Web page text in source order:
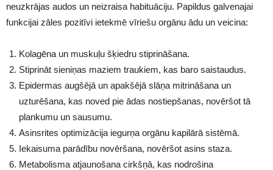
neuzkrājas audos un neizraisa habituāciju. Papildus galvenajai
funkcijai zāles pozitīvi ietekmē vīriešu orgānu ādu un veicina:
Kolagēna un muskuļu šķiedru stiprināšana.
Stiprināt sieniņas maziem traukiem, kas baro saistaudus.
Epidermas augšējā un apakšējā slāņa mitrināšana un
uzturēšana, kas noved pie ādas nostiepšanas, novēršot tā
plankumu un sausumu.
Asinsrites optimizācija iegurņa orgānu kapilārā sistēmā.
Iekaisuma parādību novēršana, novēršot asins staza.
Metabolisma atjaunošana cirkšņā, kas nodrošina